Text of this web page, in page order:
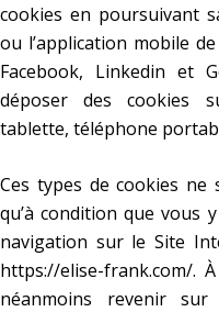
cookies en poursuivant
ou l’application mobile de
Facebook, Linkedin et
déposer des cookies
tablette, téléphone
Ces types de cookies
qu’à condition que vous
navigation sur le Site
https://elise-frank.com/.
néanmoins revenir